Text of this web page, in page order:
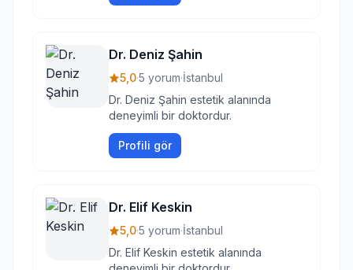
Dr. Deniz Şahin
5,0·5 yorum·İstanbul
Dr. Deniz Şahin estetik alanında
deneyimli bir doktordur.
Profili gör
Dr. Elif Keskin
5,0·5 yorum·İstanbul
Dr. Elif Keskin estetik alanında